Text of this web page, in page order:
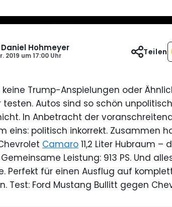
Daniel Hohmeyer
2019 um17:00 Uhr Teilen
keine Trump-Anspielungen oder
testen. Autos sind so schön
In Anbetracht der
eins: politisch inkorrekt. Zusammen
Camaro 11,2 Liter Hubraum –
Leistung: 913 PS. Und
Perfekt für einen Ausflug auf
Test: Ford Mustang Bullitt gegen